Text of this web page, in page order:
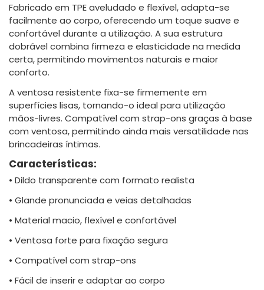
Fabricado em TPE aveludado e flexível, adapta-se
facilmente ao corpo, oferecendo um toque suave e
confortável durante a utilização. A sua estrutura
dobrável combina firmeza e elasticidade na medida
certa, permitindo movimentos naturais e maior
conforto.
A ventosa resistente fixa-se firmemente em
superfícies lisas, tornando-o ideal para utilização
mãos-livres. Compatível com strap-ons graças à base
com ventosa, permitindo ainda mais versatilidade nas
brincadeiras íntimas.
Características:
• Dildo transparente com formato realista
• Glande pronunciada e veias detalhadas
• Material macio, flexível e confortável
• Ventosa forte para fixação segura
• Compatível com strap-ons
• Fácil de inserir e adaptar ao corpo